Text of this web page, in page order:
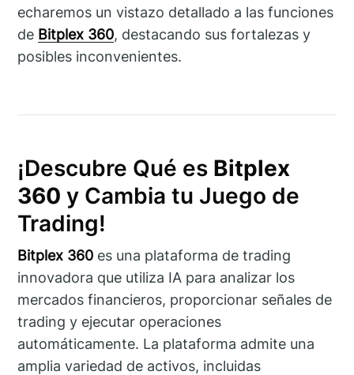
echaremos un vistazo detallado a las funciones
de Bitplex 360, destacando sus fortalezas y
posibles inconvenientes.
¡Descubre Qué es Bitplex
360 y Cambia tu Juego de
Trading!
Bitplex 360 es una plataforma de trading
innovadora que utiliza IA para analizar los
mercados financieros, proporcionar señales de
trading y ejecutar operaciones
automáticamente. La plataforma admite una
amplia variedad de activos, incluidas